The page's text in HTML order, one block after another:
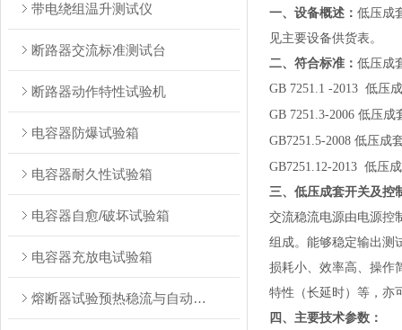
带电绕组温升测试仪
断路器交流标准测试台
断路器动作特性试验机
电容器防爆试验箱
电容器耐久性试验箱
电容器自愈/破坏试验箱
电容器充放电试验箱
熔断器试验预热稳流与自动转换装置测试台
一、设备概述： 低压成
见主要设备供货表。
二、符合标准： 低压成
GB 7251.1 -2013 低压
GB 7251.3-2006 低压成
GB7251.5-2008 低压成
GB7251.12-2013 低压
三、 低压成套开关及控
交流稳流电源由电源控
组成。能够稳定输出测
损耗小、效率高、操作
特性（长延时）等，亦
四、主要技术参数：